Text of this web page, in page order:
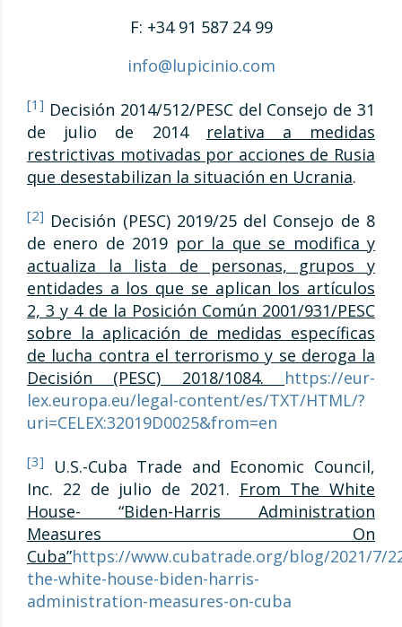
F: +34 91 587 24 99
info@lupicinio.com
[1] Decisión 2014/512/PESC del Consejo de 31
de julio de 2014 relativa a medidas
restrictivas motivadas por acciones de Rusia
que desestabilizan la situación en Ucrania.
[2] Decisión (PESC) 2019/25 del Consejo de 8
de enero de 2019 por la que se modifica y
actualiza la lista de personas, grupos y
entidades a los que se aplican los artículos
2, 3 y 4 de la Posición Común 2001/931/PESC
sobre la aplicación de medidas específicas
de lucha contra el terrorismo y se deroga la
Decisión (PESC) 2018/1084. https://eur-
lex.europa.eu/legal-content/es/TXT/HTML/?
uri=CELEX:32019D0025&from=en
[3]
U.S.-Cuba Trade and Economic Council,
Inc. 22 de julio de 2021. From The White
House- “Biden-Harris Administration
Measures On
Cuba”https://www.cubatrade.org/blog/2021/7/
the-white-house-biden-harris-
administration-measures-on-cuba